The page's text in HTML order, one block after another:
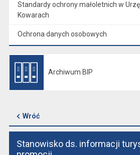
Standardy ochrony małoletnich w
Kowarach
Ochrona danych osobowych
Archiwum BIP
Wróć
Stanowisko ds. informacji